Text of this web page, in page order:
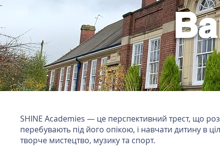
SHINE Academies — це перспективний трест, що
перебувають під його опікою, і навчати дитину в
творче мистецтво, музику та спорт.